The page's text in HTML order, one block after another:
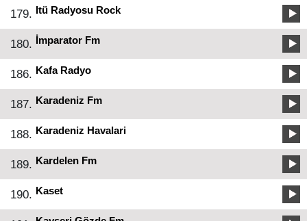
179. Itü Radyosu Rock
180. İmparator Fm
186. Kafa Radyo
187. Karadeniz Fm
188. Karadeniz Havalari
189. Kardelen Fm
190. Kaset